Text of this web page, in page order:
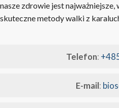
nasze zdrowie jest
skuteczne metody walki z
Telefon:
E-mail: